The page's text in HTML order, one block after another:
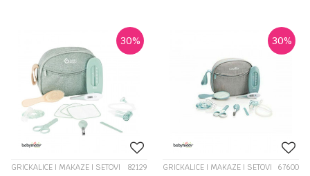
30%
GRICKALICE I MAKAZE I SETOVI 82129
30%
GRICKALICE I MAKAZE I SETOVI 67600